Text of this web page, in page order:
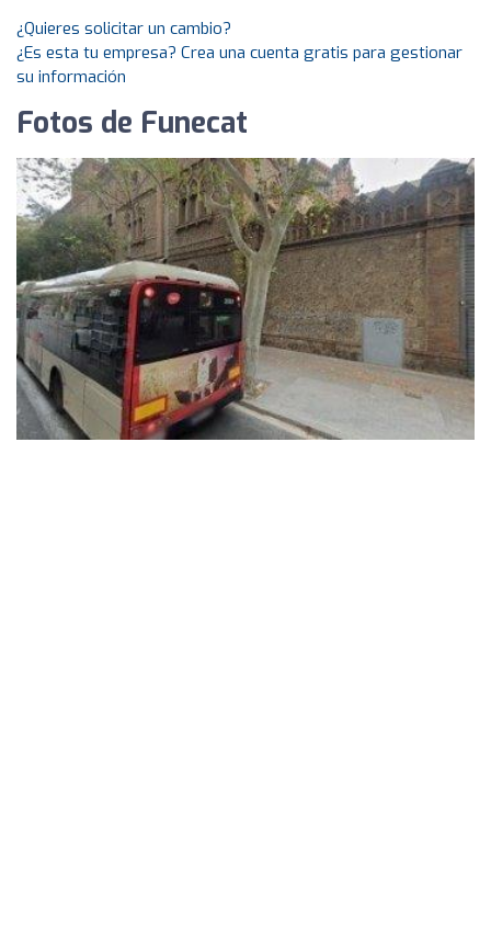
¿Quieres solicitar un cambio?
¿Es esta tu empresa? Crea una cuenta gratis para gestionar
su información
Fotos de Funecat